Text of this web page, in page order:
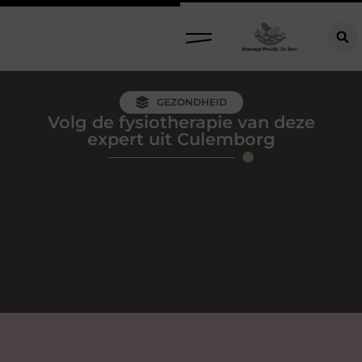
GEZONDHEID
Volg de fysiotherapie van deze
expert uit Culemborg